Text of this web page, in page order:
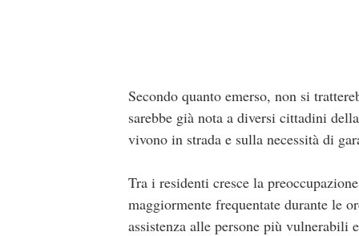
Secondo quanto emerso, non si
sarebbe già nota a diversi cittadini
vivono in strada e sulla necessità di
Tra i residenti cresce la
maggiormente frequentate durante le
assistenza alle persone più vulnerabili